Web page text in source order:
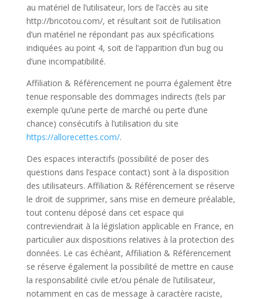
au matériel de l’utilisateur, lors de l’accès au site
http://bricotou.com/, et résultant soit de l’utilisation
d’un matériel ne répondant pas aux spécifications
indiquées au point 4, soit de l’apparition d’un bug ou
d’une incompatibilité.
Affiliation & Référencement ne pourra également être
tenue responsable des dommages indirects (tels par
exemple qu’une perte de marché ou perte d’une
chance) consécutifs à l’utilisation du site
https://allorecettes.com/.
Des espaces interactifs (possibilité de poser des
questions dans l’espace contact) sont à la disposition
des utilisateurs. Affiliation & Référencement se réserve
le droit de supprimer, sans mise en demeure préalable,
tout contenu déposé dans cet espace qui
contreviendrait à la législation applicable en France, en
particulier aux dispositions relatives à la protection des
données. Le cas échéant, Affiliation & Référencement
se réserve également la possibilité de mettre en cause
la responsabilité civile et/ou pénale de l’utilisateur,
notamment en cas de message à caractère raciste,